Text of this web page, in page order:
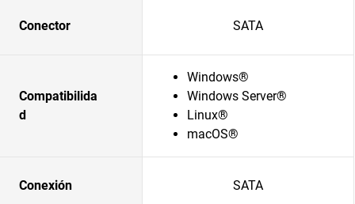
Conector SATA
Compatibilida
d
Windows®
Windows Server®
Linux®
macOS®
Conexión SATA